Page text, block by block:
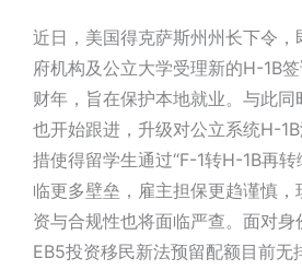
近日，美国得克萨斯州州长下令，
府机构及公立大学受理新的H-1B
财年，旨在保护本地就业。与此同
也开始跟进，升级对公立系统H-
措使得留学生通过“F-1转H-1B再
临更多壁垒，雇主担保更趋谨慎
资与合规性也将面临严查。面对身
EB5投资移民新法预留配额目前无